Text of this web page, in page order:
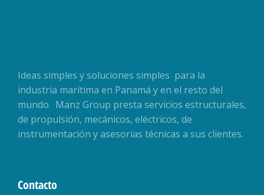
Ideas simples y soluciones simples para la
industria marítima en Panamá y en el resto del
mundo. Manz Group presta servicios estructurales,
de propulsión, mecánicos, eléctricos, de
instrumentación y asesorías técnicas a sus clientes.
Contacto